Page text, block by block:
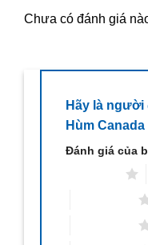
Chưa có đánh giá
Hãy là người
Hùm Canada
Đánh giá của